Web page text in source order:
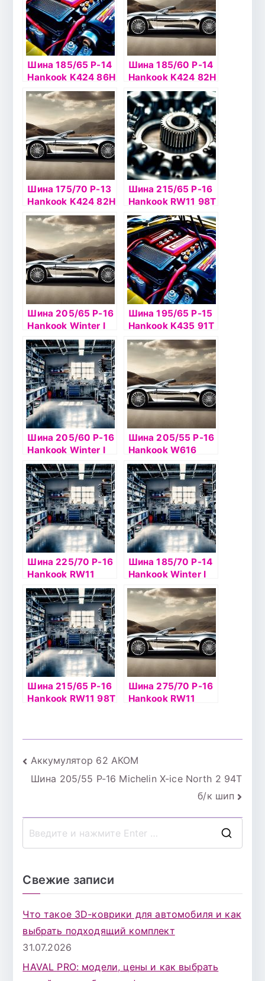
Шина 185/65 Р-14
Hankook K424 86H
б/к
Шина 185/60 Р-14
Hankook K424 82H
б/к
Шина 175/70 Р-13
Hankook K424 82H
б/к
Шина 215/65 Р-16
Hankook RW11 98Т
б/к шип
Шина 205/65 Р-16
Hankook Winter I
Pike RS2 W429
95T шип
Шина 195/65 Р-15
Hankook K435 91Т
б/к
Шина 205/60 Р-16
Hankook Winter I
Pike W419 92T
шип
Шина 205/55 Р-16
Hankook W616
94T б/к
Шина 225/70 Р-16
Hankook RW11
103T шип
Шина 185/70 Р-14
Hankook Winter I
Pike RS2 W429 б/к
шип
Шина 215/65 Р-16
Hankook RW11 98T
Шина 275/70 Р-16
Hankook RW11
Навигация
по
записям
Аккумулятор 62 АКОМ
Шина 205/55 Р-16 Michelin X-ice North 2 94Т
б/к шип
Свежие записи
Что такое 3D-коврики для автомобиля и как
выбрать подходящий комплект
31.07.2026
HAVAL PRO: модели, цены и как выбрать